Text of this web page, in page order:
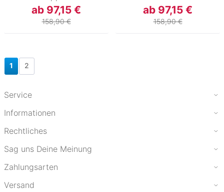
ab 97,15 €
158,90 €
ab 97,15 €
158,90 €
1 2
Service
Informationen
Rechtliches
Sag uns Deine Meinung
Zahlungsarten
Versand